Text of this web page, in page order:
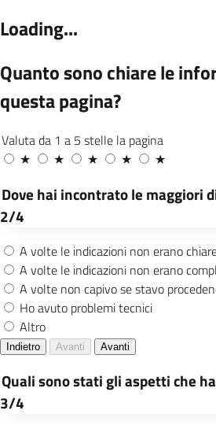
Contenuti in evidenza